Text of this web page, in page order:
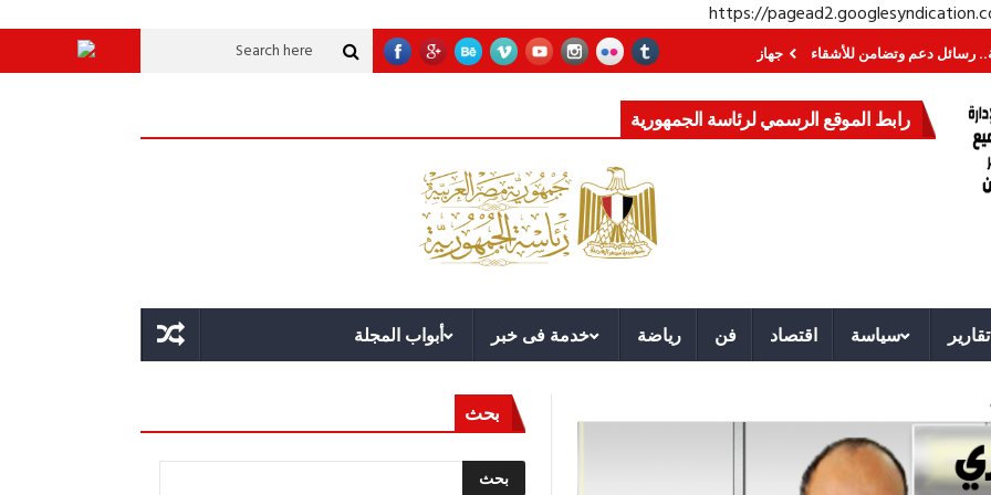
https://
للأشقاء جهاز مستقبل مصر نموذجا.. لماذا تُنشئ الدول كيانات تنموية عملاقة؟ قوة الدولة.. عندما يصبح التخطيط خط الدفاع الأول القيادة
رابط الموقع الرسمي لرئاسة الجمهورية
تقارير سياسة اقتصاد فن رياضة خدمة فى خبر أبواب المجلة
بحث